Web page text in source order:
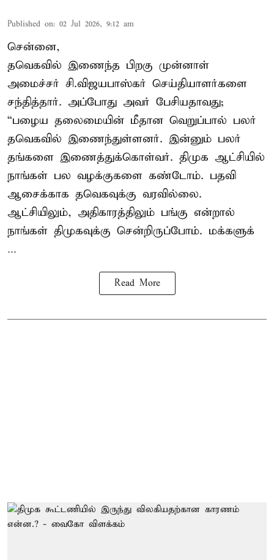
Published on: 02 Jul 2026, 9:12 am
சென்னை,
தவெகவில் இணைந்த பிறகு முன்னாள்
அமைச்சர் சி.விஜயபாஸ்கர் செய்தியாளர்களை
சந்தித்தார். அப்போது அவர் பேசியதாவது;
“பழைய தலைமையின் மீதான வெறுப்பால் பலர்
தவெகவில் இணைந்துள்ளனர். இன்னும் பலர்
தங்களை இணைத்துக்கொள்வர். திமுக ஆட்சியில்
நாங்கள் பல வழக்குகளை கண்டோம். பதவி
ஆசைக்காக தவெகவுக்கு வரவில்லை.
ஆட்சியிலும், அதிகாரத்திலும் பங்கு என்றால்
நாங்கள் திமுகவுக்கு சென்றிருப்போம். மக்களுக்
...
Read More